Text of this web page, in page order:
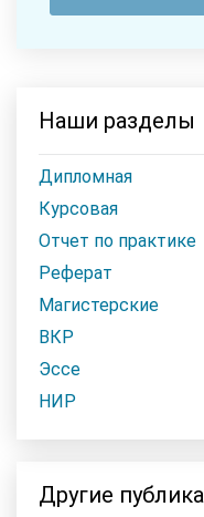
Наши разделы
Дипломная
Курсовая
Отчет по практике
Реферат
Магистерские
ВКР
Эссе
НИР
Другие